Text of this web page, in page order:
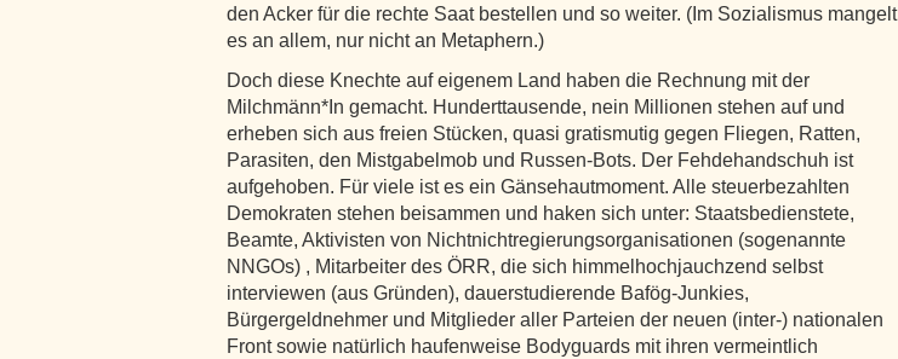
den Acker für die rechte Saat bestellen und so weiter. (Im Sozialismus mangelt
es an allem, nur nicht an Metaphern.)
Doch diese Knechte auf eigenem Land haben die Rechnung mit der
Milchmänn*In gemacht. Hunderttausende, nein Millionen stehen auf und
erheben sich aus freien Stücken, quasi gratismutig gegen Fliegen, Ratten,
Parasiten, den Mistgabelmob und Russen-Bots. Der Fehdehandschuh ist
aufgehoben. Für viele ist es ein Gänsehautmoment. Alle steuerbezahlten
Demokraten stehen beisammen und haken sich unter: Staatsbedienstete,
Beamte, Aktivisten von Nichtnichtregierungsorganisationen (sogenannte
NNGOs) , Mitarbeiter des ÖRR, die sich himmelhochjauchzend selbst
interviewen (aus Gründen), dauerstudierende Bafög-Junkies,
Bürgergeldnehmer und Mitglieder aller Parteien der neuen (inter-) nationalen
Front sowie natürlich haufenweise Bodyguards mit ihren vermeintlich